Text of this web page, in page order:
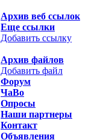
Архив веб ссылок
Еще ссылки
Добавить ссылку
Архив файлов
Добавить файл
Форум
ЧаВо
Опросы
Наши партнеры
Контакт
Объявления